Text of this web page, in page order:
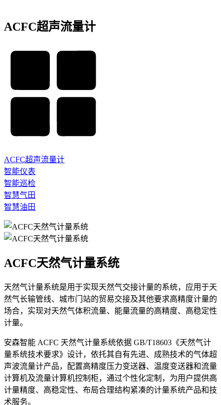
ACFC超声流量计
ACFC超声流量计
智能仪表
智能巡检
智慧气田
智慧油田
ACFC天然气计量系统
天然气计量系统是用于实现天然气交接计量的系统，应用于天
然气长输管线、城市门站的贸易交接及其他要求高精度计量的
场合，实现对天然气体积流量、能量流量的高精度、高稳定性
计量。
安森智能 ACFC 天然气计量系统依据 GB/T18603《天然气计
量系统技术要求》设计，依托其自有先进、成熟技术的气体超
声波流量计产品，配置高精度压力变送器、温度变送器和流量
计算机及流量计算机控制柜，通过个性化定制，为用户提供高
计量精度、高稳定性、布局合理结构紧凑的计量系统产品和技
术服务。